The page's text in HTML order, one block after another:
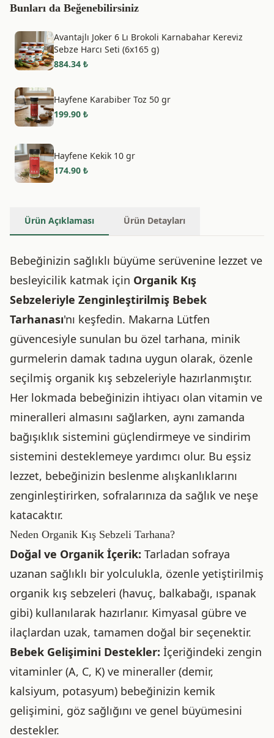
Bunları da Beğenebilirsiniz
Avantajlı Joker 6 Lı Brokoli Karnabahar Kereviz
Sebze Harcı Seti (6x165 g)
884.34 ₺
Hayfene Karabiber Toz 50 gr
199.90 ₺
Hayfene Kekik 10 gr
174.90 ₺
Ürün Açıklaması Ürün Detayları
Bebeğinizin sağlıklı büyüme serüvenine lezzet ve
besleyicilik katmak için Organik Kış
Sebzeleriyle Zenginleştirilmiş Bebek
Tarhanası'nı keşfedin. Makarna Lütfen
güvencesiyle sunulan bu özel tarhana, minik
gurmelerin damak tadına uygun olarak, özenle
seçilmiş organik kış sebzeleriyle hazırlanmıştır.
Her lokmada bebeğinizin ihtiyacı olan vitamin ve
mineralleri almasını sağlarken, aynı zamanda
bağışıklık sistemini güçlendirmeye ve sindirim
sistemini desteklemeye yardımcı olur. Bu eşsiz
lezzet, bebeğinizin beslenme alışkanlıklarını
zenginleştirirken, sofralarınıza da sağlık ve neşe
katacaktır.
Neden Organik Kış Sebzeli Tarhana?
Doğal ve Organik İçerik: Tarladan sofraya
uzanan sağlıklı bir yolculukla, özenle yetiştirilmiş
organik kış sebzeleri (havuç, balkabağı, ıspanak
gibi) kullanılarak hazırlanır. Kimyasal gübre ve
ilaçlardan uzak, tamamen doğal bir seçenektir.
Bebek Gelişimini Destekler: İçeriğindeki zengin
vitaminler (A, C, K) ve mineraller (demir,
kalsiyum, potasyum) bebeğinizin kemik
gelişimini, göz sağlığını ve genel büyümesini
destekler.